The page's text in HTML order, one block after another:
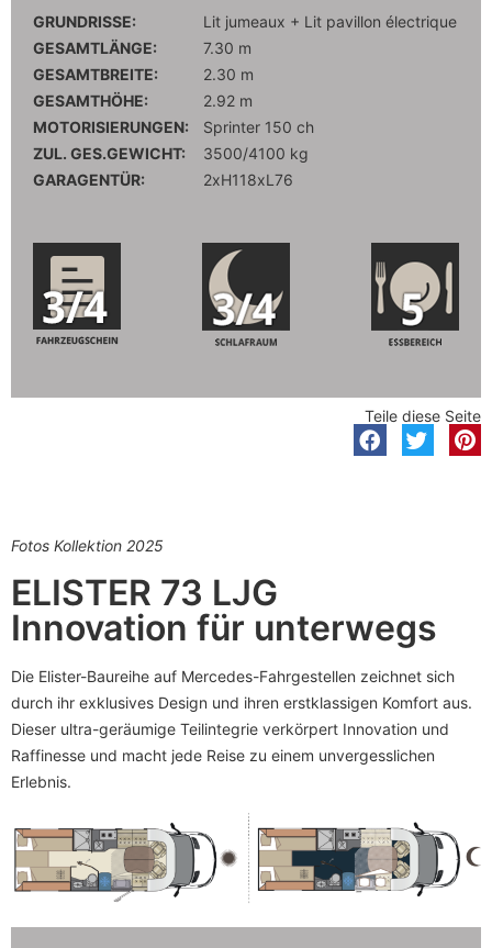
GRUNDRISSE:
Lit jumeaux + Lit pavillon électrique
GESAMTLÄNGE:
7.30 m
GESAMTBREITE:
2.30 m
GESAMTHÖHE:
2.92 m
MOTORISIERUNGEN:
Sprinter 150 ch
ZUL. GES.GEWICHT:
3500/4100 kg
GARAGENTÜR:
2xH118xL76
Teile diese Seite
Fotos Kollektion 2025
ELISTER 73 LJG
Innovation für unterwegs
Die Elister-Baureihe auf Mercedes-Fahrgestellen zeichnet sich
durch ihr exklusives Design und ihren erstklassigen Komfort aus.
Dieser ultra-geräumige Teilintegrie verkörpert Innovation und
Raffinesse und macht jede Reise zu einem unvergesslichen
Erlebnis.